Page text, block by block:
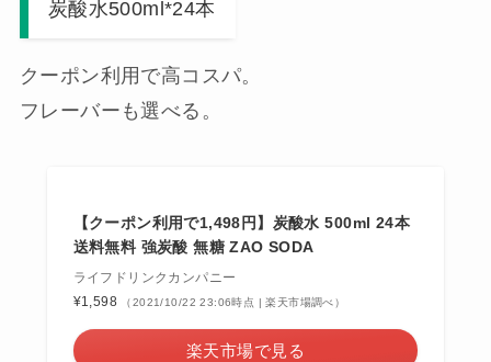
炭酸水500ml*24本
クーポン利用で高コスパ。
フレーバーも選べる。
【クーポン利用で1,498円】炭酸水 500ml 24本
送料無料 強炭酸 無糖 ZAO SODA
ライフドリンクカンパニー
¥1,598
（2021/10/22 23:06時点 | 楽天市場調べ）
楽天市場で見る